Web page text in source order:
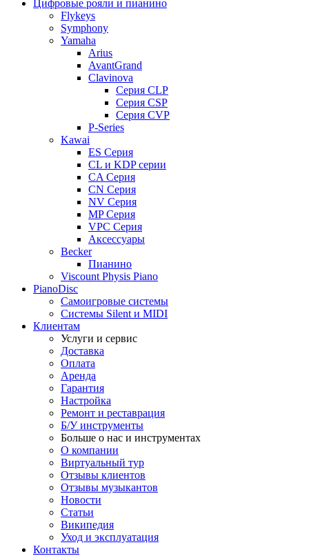
Цифровые рояли и пианино
Flykeys
Symphony
Yamaha
Arius
AvantGrand
Clavinova
Серия CLP
Серия CSP
Серия CVP
P-Series
Kawai
ES Серия
CL и KDP серии
CA Серия
CN Серия
NV Серия
MP Серия
VPC Серия
Аксессуары
Becker
Пианино
Viscount Physis Piano
PianoDisc
Самоигровые системы
Системы Silent и MIDI
Клиентам
Услуги и сервис
Доставка
Оплата
Аренда
Гарантия
Настройка
Ремонт и реставрация
Б/У инструменты
Больше о нас и инструментах
О компании
Виртуальный тур
Отзывы клиентов
Отзывы музыкантов
Новости
Статьи
Википедия
Уход и эксплуатация
Контакты